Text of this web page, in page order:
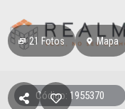
21 Fotos Mapa
Código: 1955370